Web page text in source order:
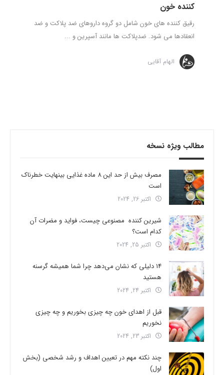
کننده خون
رقیق کننده های خون شامل دو گروه داروهای ضد پلاکت و ضد
انعقادها می شود. ضدپلاکت ها مانند آسپرین و ...
الهام آقایی
مطالب ویژه نسخه
مصرف بیش از حد این 8 ماده غذایی بینهایت خطرناک
است
اکتبر 26, 2024
شیرین کننده مصنوعی چیست، فواید و مضرات آن
کدام است؟
اکتبر 25, 2024
14 دلیلی که نشان می‌دهد چرا شما همیشه گرسنه
هستید
اکتبر 24, 2024
قبل از اهدای خون چه چیزی بخوریم و چه چیزی
نخوریم
اکتبر 23, 2024
چند نکته مهم در تعیین اهداف و رشد شخصی (بخش
اول)